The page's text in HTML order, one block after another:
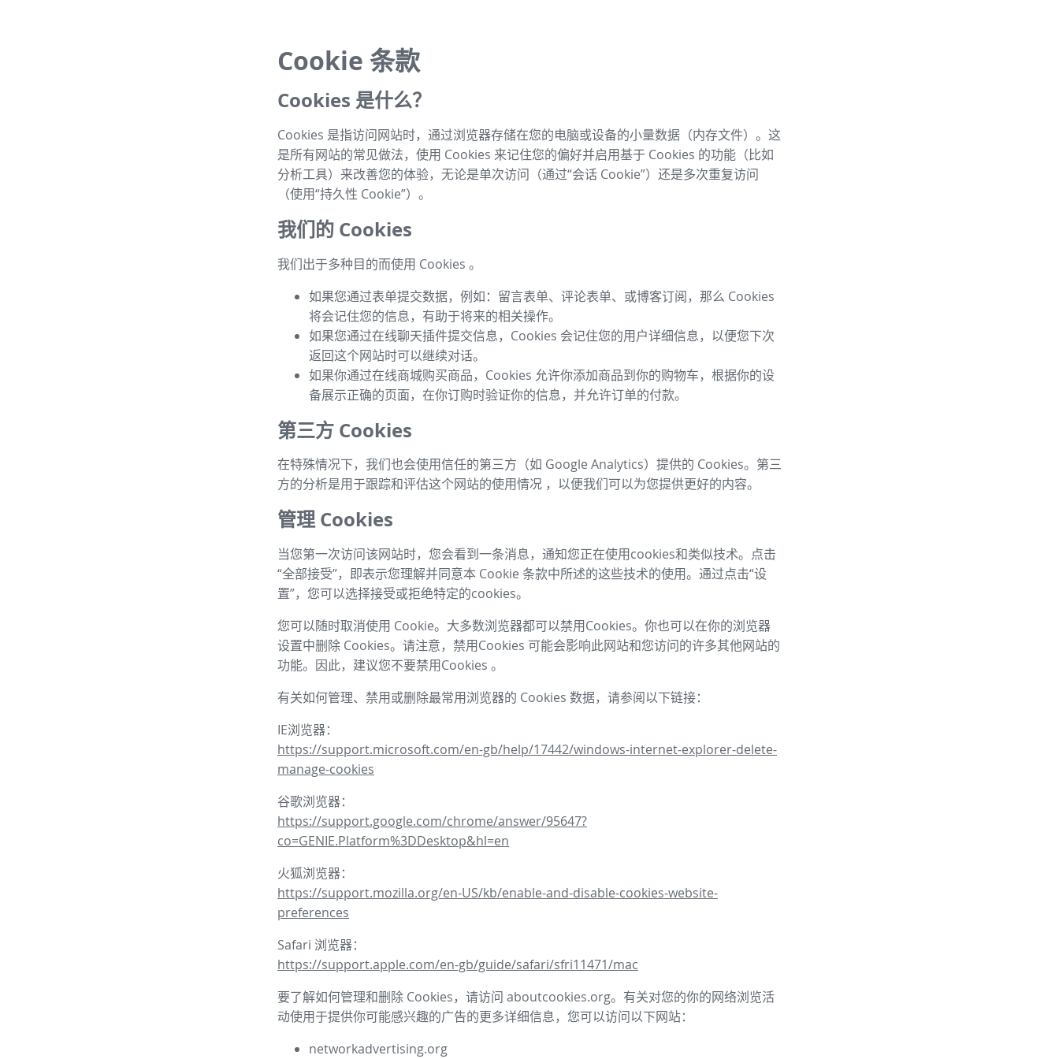
Cookie 条款
Cookies 是什么？
Cookies 是指访问网站时，通过浏览器存储在您的电脑或设备的小量数据（内存文件）。这
是所有网站的常见做法，使用 Cookies 来记住您的偏好并启用基于 Cookies 的功能（比如
分析工具）来改善您的体验，无论是单次访问（通过“会话 Cookie”）还是多次重复访问
（使用“持久性 Cookie”）。
我们的 Cookies
我们出于多种目的而使用 Cookies 。
如果您通过表单提交数据，例如：留言表单、评论表单、或博客订阅，那么 Cookies
将会记住您的信息，有助于将来的相关操作。
如果您通过在线聊天插件提交信息，Cookies 会记住您的用户详细信息，以便您下次
返回这个网站时可以继续对话。
如果你通过在线商城购买商品，Cookies 允许你添加商品到你的购物车，根据你的设
备展示正确的页面，在你订购时验证你的信息，并允许订单的付款。
第三方 Cookies
在特殊情况下，我们也会使用信任的第三方（如 Google Analytics）提供的 Cookies。第三
方的分析是用于跟踪和评估这个网站的使用情况 ，以便我们可以为您提供更好的内容。
管理 Cookies
当您第一次访问该网站时，您会看到一条消息，通知您正在使用cookies和类似技术。点击
“全部接受”，即表示您理解并同意本 Cookie 条款中所述的这些技术的使用。通过点击“设
置”，您可以选择接受或拒绝特定的cookies。
您可以随时取消使用 Cookie。大多数浏览器都可以禁用Cookies。你也可以在你的浏览器
设置中删除 Cookies。请注意，禁用Cookies 可能会影响此网站和您访问的许多其他网站的
功能。因此，建议您不要禁用Cookies 。
有关如何管理、禁用或删除最常用浏览器的 Cookies 数据，请参阅以下链接：
IE浏览器：
https://support.microsoft.com/en-gb/help/17442/windows-internet-explorer-delete-
manage-cookies
谷歌浏览器：
https://support.google.com/chrome/answer/95647?
co=GENIE.Platform%3DDesktop&hl=en
火狐浏览器：
https://support.mozilla.org/en-US/kb/enable-and-disable-cookies-website-
preferences
Safari 浏览器：
https://support.apple.com/en-gb/guide/safari/sfri11471/mac
要了解如何管理和删除 Cookies，请访问 aboutcookies.org。有关对您的你的网络浏览活
动使用于提供你可能感兴趣的广告的更多详细信息，您可以访问以下网站：
networkadvertising.org